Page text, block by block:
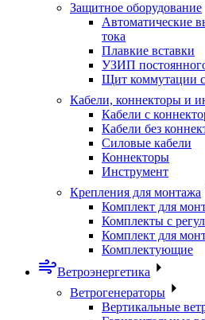
Защитное оборудование
Автоматические
тока
Плавкие вставки
УЗИП
Щит коммутации
Кабели, коннекторы и
Кабели с
Кабели без
Силовые кабели
Коннекторы
Инструмент
Крепления для монтажа
Комплект для
Комплекты с
Комплект для
Комплектующие
Ветроэнергетика
Ветрогенераторы
Вертикальные